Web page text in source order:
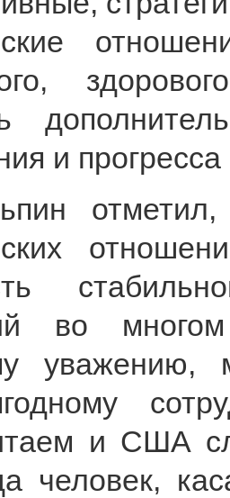
и
отметил,
во
уважению,
и США
человек,